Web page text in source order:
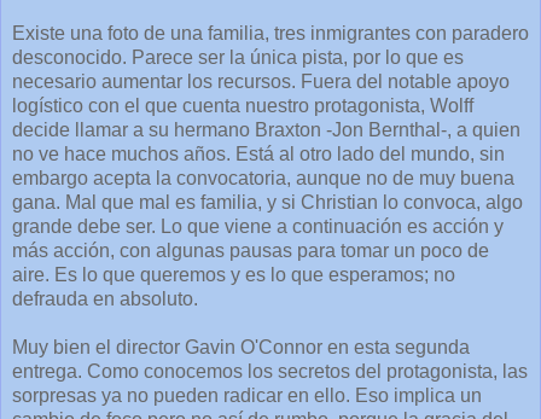
Existe una foto de una familia, tres inmigrantes con paradero
desconocido. Parece ser la única pista, por lo que es
necesario aumentar los recursos. Fuera del notable apoyo
logístico con el que cuenta nuestro protagonista, Wolff
decide llamar a su hermano Braxton -Jon Bernthal-, a quien
no ve hace muchos años. Está al otro lado del mundo, sin
embargo acepta la convocatoria, aunque no de muy buena
gana. Mal que mal es familia, y si Christian lo convoca, algo
grande debe ser. Lo que viene a continuación es acción y
más acción, con algunas pausas para tomar un poco de
aire. Es lo que queremos y es lo que esperamos; no
defrauda en absoluto.
Muy bien el director Gavin O'Connor en esta segunda
entrega. Como conocemos los secretos del protagonista, las
sorpresas ya no pueden radicar en ello. Eso implica un